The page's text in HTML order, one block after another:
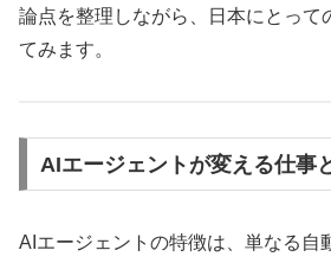
論点を整理しながら、日本にとって
てみます。
AIエージェントが変える仕事
AIエージェントの特徴は、単なる自